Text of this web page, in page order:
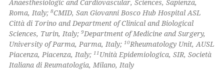
mentions, or contrasts
claim, and a label
in which section the
was made.
Anaesthesiologic and Cardiovascular, Sciences, Sapienza,
Roma, Italy;8CMID, San Giovanni Bosco Hub Hospital ASL
Città di Torino and Department of Clinical and Biological
Sciences, Turin, Italy;9Department of Medicine and Surgery,
University of Parma, Parma, Italy;10Rheumatology Unit, AUSL
Piacenza, Piacenza, Italy;11 Unità Epidemiologica, SIR, Società
Italiana di Reumatologia, Milano, Italy